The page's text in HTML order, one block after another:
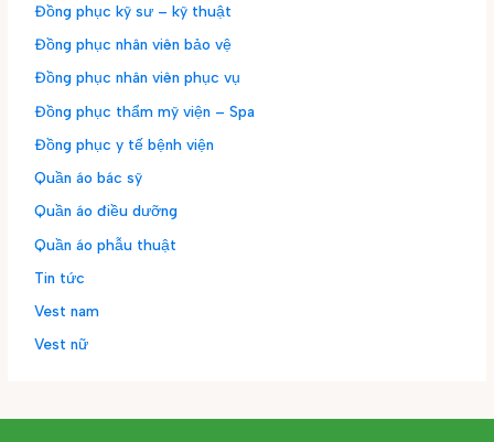
Đồng phục kỹ sư – kỹ thuật
Đồng phục nhân viên bảo vệ
Đồng phục nhân viên phục vụ
Đồng phục thẩm mỹ viện – Spa
Đồng phục y tế bệnh viện
Quần áo bác sỹ
Quần áo điều dưỡng
Quần áo phẫu thuật
Tin tức
Vest nam
Vest nữ